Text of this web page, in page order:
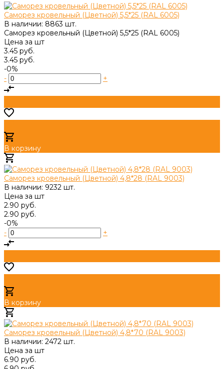
Саморез кровельный (Цветной) 5,5*25 (RAL 6005)
В наличии: 8863 шт.
Саморез кровельный (Цветной) 5,5*25 (RAL 6005)
Цена за шт
3.45 руб.
3.45 руб.
-0%
-
+
В корзину
Саморез кровельный (Цветной) 4,8*28 (RAL 9003)
В наличии: 9232 шт.
Цена за шт
2.90 руб.
2.90 руб.
-0%
-
+
В корзину
Саморез кровельный (Цветной) 4,8*70 (RAL 9003)
В наличии: 2472 шт.
Цена за шт
6.90 руб.